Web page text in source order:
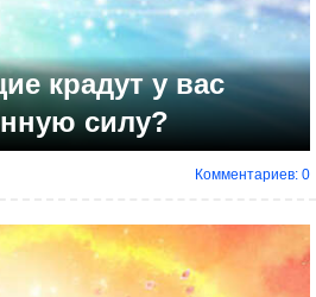
крадут у вас
силу?
Комментариев: 0